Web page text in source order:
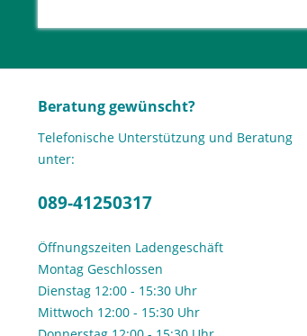
Beratung gewünscht?
Telefonische Unterstützung und Beratung
unter:
089-41250317
Öffnungszeiten Ladengeschäft
Montag Geschlossen
Dienstag 12:00 - 15:30 Uhr
Mittwoch 12:00 - 15:30 Uhr